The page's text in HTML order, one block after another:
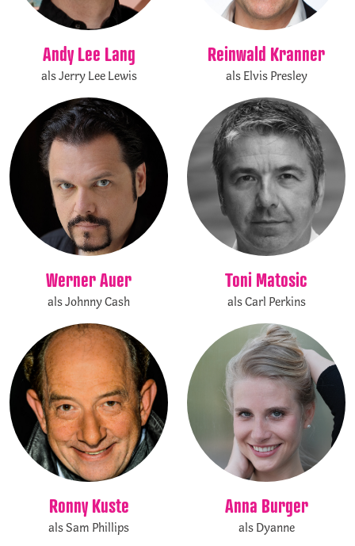
Andy Lee Lang
als Jerry Lee Lewis
Reinwald Kranner
als Elvis Presley
Werner Auer
als Johnny Cash
Toni Matosic
als Carl Perkins
Ronny Kuste
als Sam Phillips
Anna Burger
als Dyanne